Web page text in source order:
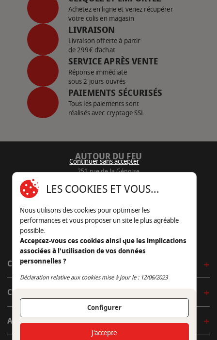
Achetez en ligne et venez récupérer
votre colis en magasin
LIVRAISON
Livraison offerte à partir
de 299€ d’achat
SERVICE APRÈS VENTE
Réponse immédiate
sous 2 jours ouvrés
PAIEMENTS SÉCURISÉS
Tous les paiements sont
réalisés avec cryptage SSL
AUTOUR DU FEU
251 rue de la Génoise
05 45 22 98 09
Nous envoyer un e-mail
CÔTÉ OUTDOOR
CÔTÉ INDOOR
AUTOUR DE LA TABLE
Continuer sans accepter
LES COOKIES ET VOUS...
Nous utilisons des cookies pour optimiser les
performances et vous proposer un site le plus agréable
possible.
Acceptez-vous ces cookies ainsi que les implications
associées à l'utilisation de vos données
personnelles ?
Déclaration relative aux cookies mise à jour le : 12/06/2023
Configurer
Continuer sans accepter
J'accepte